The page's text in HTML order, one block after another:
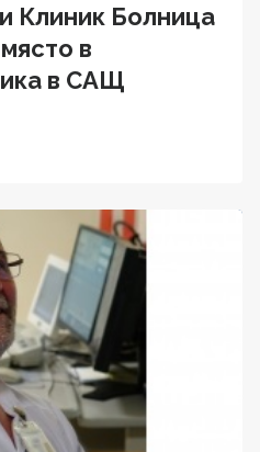
Клиник Болница
в
в САЩ